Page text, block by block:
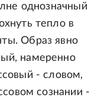
однозначный
тепло в
Образ явно
намеренно
- словом,
сознании -